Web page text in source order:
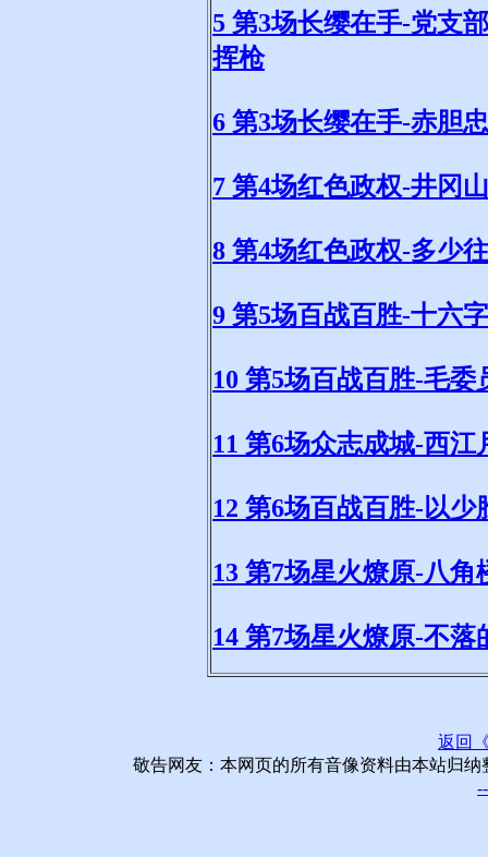
5 第3场长缨在手-党支
挥枪
6 第3场长缨在手-赤胆
7 第4场红色政权-井冈
8 第4场红色政权-多少
9 第5场百战百胜-十六
10 第5场百战百胜-毛委
11 第6场众志成城-西江
12 第6场百战百胜-以少
13 第7场星火燎原-八角
14 第7场星火燎原-不落
返回
敬告网友：本网页的所有音像资料由本站归